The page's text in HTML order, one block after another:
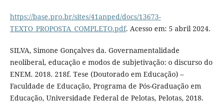
https://base.pro.br/sites/41anped/docs/13673-
TEXTO_PROPOSTA_COMPLETO.pdf. Acesso em: 5 abril 2024.
SILVA, Simone Gonçalves da. Governamentalidade
neoliberal, educação e modos de subjetivação: o discurso do
ENEM. 2018. 218f. Tese (Doutorado em Educação) –
Faculdade de Educação, Programa de Pós-Graduação em
Educação, Universidade Federal de Pelotas, Pelotas, 2018.